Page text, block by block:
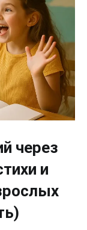
через
и